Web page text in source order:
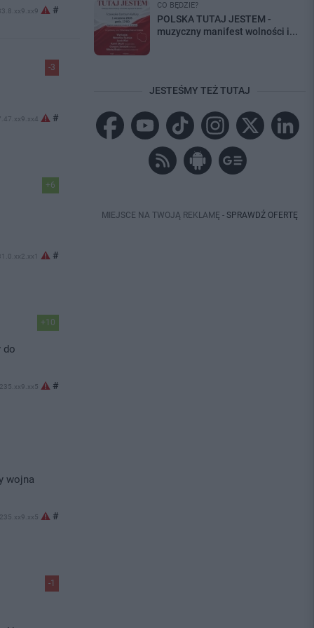
#
-3
#
+6
#
+10
do
#
wojna
#
-1
CO BĘDZIE?
POLSKA TUTAJ JESTEM -
muzyczny manifest wolności i...
JESTEŚMY TEŻ TUTAJ
MIEJSCE NA TWOJĄ REKLAMĘ - SPRAWDŹ OFERTĘ